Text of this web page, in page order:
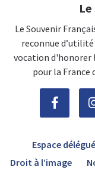
Le Souvenir
reconnue
vocation d'honorer
pour la France
Espace
Droit à l’image